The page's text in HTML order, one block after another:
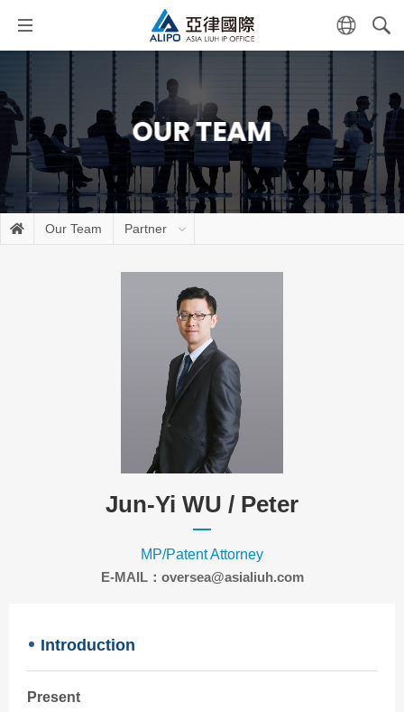
OUR TEAM
Our Team Partner
Jun-Yi WU / Peter
MP/Patent Attorney
E-MAIL：oversea@asialiuh.com
Introduction
Present